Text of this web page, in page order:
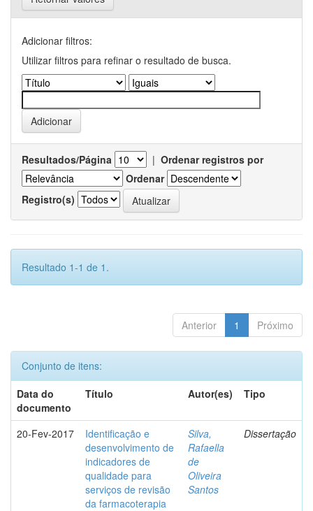
Adicionar filtros:
Utilizar filtros para refinar o resultado de busca.
Resultados/Página | Ordenar registros por
Ordenar
Registro(s)
Resultado 1-1 de 1.
Anterior 1 Próximo
Conjunto de itens:
Data do
documento
Título Autor(es) Tipo
20-Fev-2017
Identificação e
desenvolvimento de
indicadores de
qualidade para
serviços de revisão
da farmacoterapia
Silva,
Rafaella
de
Oliveira
Santos
Dissertação